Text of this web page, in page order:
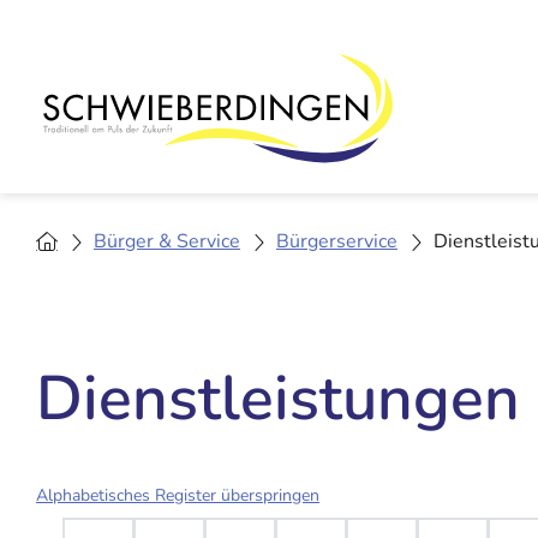
Bürger & Service Bürgerservice
Dienstleistungen
Alphabetisches Register überspringen